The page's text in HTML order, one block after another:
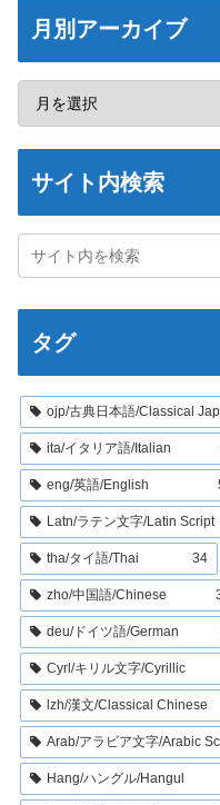
月別アーカイブ
サイト内検索
タグ
ojp/古典日本語/Classical
ita/イタリア語/Italian
eng/英語/English
Latn/ラテン文字/Latin Script
tha/タイ語/Thai 34
zho/中国語/Chinese
deu/ドイツ語/German
Cyrl/キリル文字/Cyrillic
lzh/漢文/Classical Chinese
Arab/アラビア文字/Arabic
Hang/ハングル/Hangul